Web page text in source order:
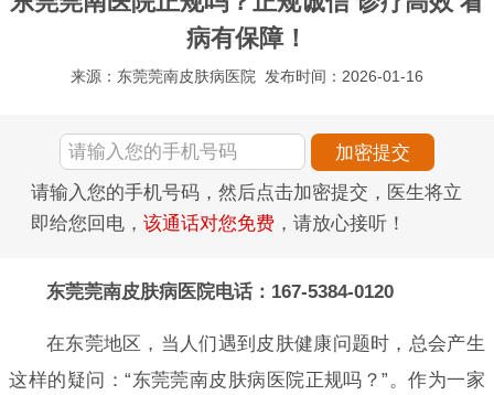
病有保障！
来源：东莞莞南皮肤病医院 发布时间：2026-01-16
请输入您的手机号码，然后点击加密提交，医生将立
即给您回电， 该通话对您免费 ，请放心接听！
东莞莞南皮肤病医院电话：167-5384-0120
在东莞地区，当人们遇到皮肤健康问题时，总会产生
这样的疑问：“东莞莞南皮肤病医院正规吗？”。作为一家